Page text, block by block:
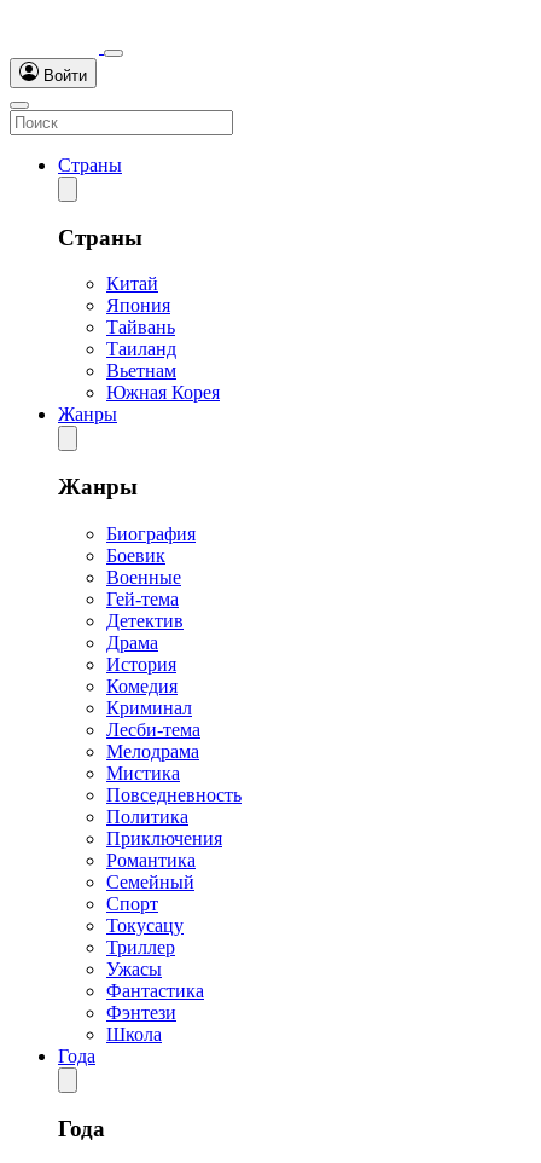
Войти
Страны
Страны
Китай
Япония
Тайвань
Таиланд
Вьетнам
Южная Корея
Жанры
Жанры
Биография
Боевик
Военные
Гей-тема
Детектив
Драма
История
Комедия
Криминал
Лесби-тема
Мелодрама
Мистика
Повседневность
Политика
Приключения
Романтика
Семейный
Спорт
Токусацу
Триллер
Ужасы
Фантастика
Фэнтези
Школа
Года
Года